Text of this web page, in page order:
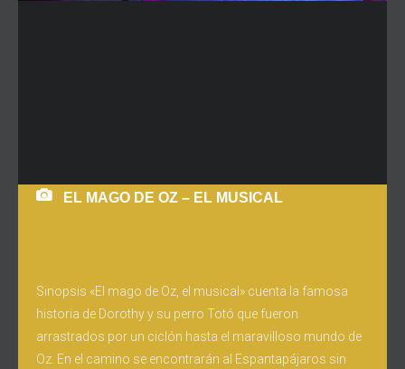
EL MAGO DE OZ – EL MUSICAL
Sinopsis «El mago de Oz, el musical» cuenta la famosa
historia de Dorothy y su perro Totó que fueron
arrastrados por un ciclón hasta el maravilloso mundo de
Oz. En el camino se encontrarán al Espantapájaros sin